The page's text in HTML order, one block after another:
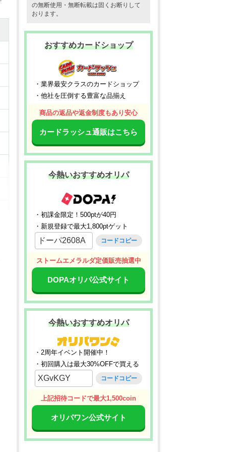
の無断使用・無断転載は固くお断りして
おります。
おすすめカードショップ
・業界最安クラスのカードショップ
・他社を圧倒する豊富な品揃え
商品の返品や返金制度もあり安心
カードラッシュ通販はこちら
今熱いおすすめオリパ
・初課金限定！500ptが40円
・新規登録で最大1,800ptゲット
ドーパ2608A コードコピー
ストームエメラルダ定価販売抽選中
DOPAオリパ公式サイト
今熱いおすすめオリパ
・2周年イベント開催中！
・初回購入は最大30%OFFで買える
XGvKGY コードコピー
上記招待コードで最大1,500coin
オリパワン公式サイト